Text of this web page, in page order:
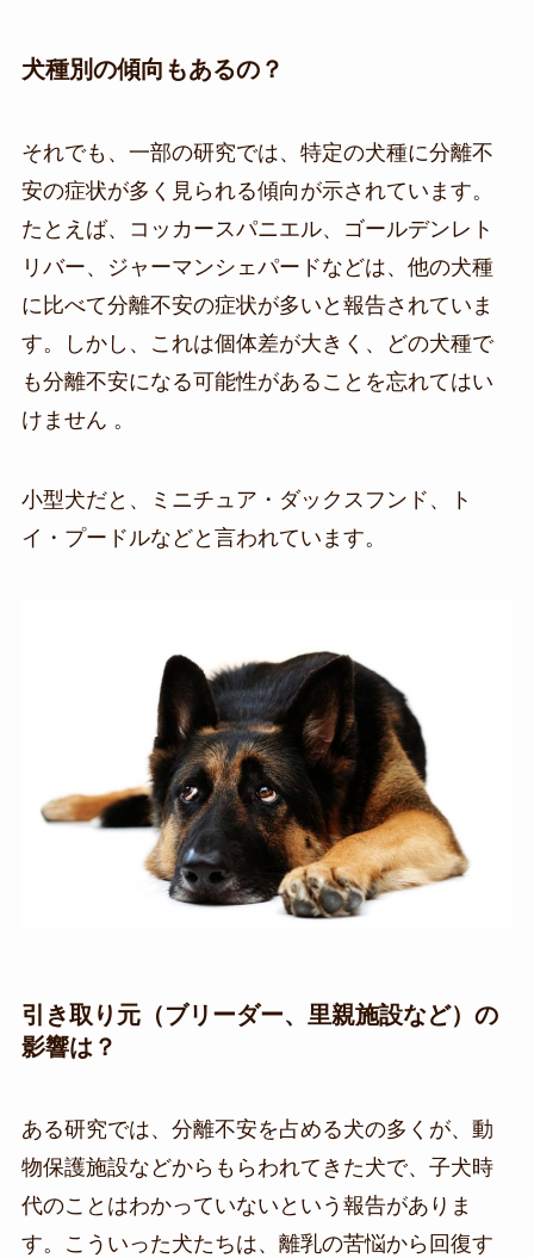
犬種別の傾向もあるの？
それでも、一部の研究では、特定の犬種に分離不
安の症状が多く見られる傾向が示されています。
たとえば、コッカースパニエル、ゴールデンレト
リバー、ジャーマンシェパードなどは、他の犬種
に比べて分離不安の症状が多いと報告されていま
す。しかし、これは個体差が大きく、どの犬種で
も分離不安になる可能性があることを忘れてはい
けません 。
小型犬だと、ミニチュア・ダックスフンド、ト
イ・プードルなどと言われています。
引き取り元（ブリーダー、里親施設など）の
影響は？
ある研究では、分離不安を占める犬の多くが、動
物保護施設などからもらわれてきた犬で、子犬時
代のことはわかっていないという報告がありま
す。こういった犬たちは、離乳の苦悩から回復す